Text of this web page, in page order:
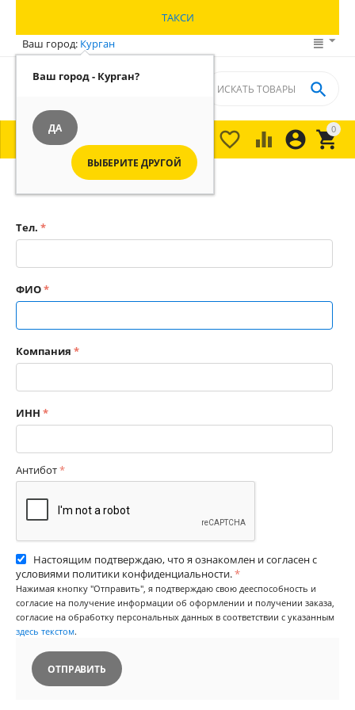
ТАКСИ
Ваш город: Курган
Ваш город - Курган?
ДА
ВЫБЕРИТЕ ДРУГОЙ
0


 

 МЕНЮ
Тел.
ФИО
Компания
ИНН
Антибот
Настоящим подтверждаю, что я ознакомлен и согласен с
условиями политики конфиденциальности.
Нажимая кнопку "Отправить", я подтверждаю свою дееспособность и
согласие на получение информации об оформлении и получении заказа,
согласие на обработку персональных данных в соответствии с указанным
здесь текстом.
ОТПРАВИТЬ